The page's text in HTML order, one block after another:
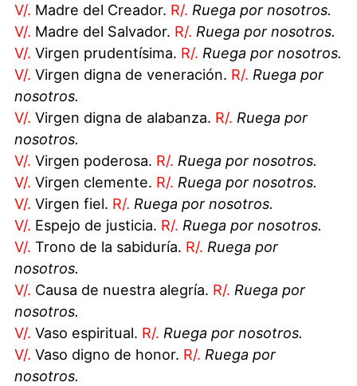
V/. Madre del Creador. R/. Ruega por nosotros.
V/. Madre del Salvador. R/. Ruega por nosotros.
V/. Virgen prudentísima. R/. Ruega por nosotros.
V/. Virgen digna de veneración. R/. Ruega por
nosotros.
V/. Virgen digna de alabanza. R/. Ruega por
nosotros.
V/. Virgen poderosa. R/. Ruega por nosotros.
V/. Virgen clemente. R/. Ruega por nosotros.
V/. Virgen fiel. R/. Ruega por nosotros.
V/. Espejo de justicia. R/. Ruega por nosotros.
V/. Trono de la sabiduría. R/. Ruega por
nosotros.
V/. Causa de nuestra alegría. R/. Ruega por
nosotros.
V/. Vaso espiritual. R/. Ruega por nosotros.
V/. Vaso digno de honor. R/. Ruega por
nosotros.